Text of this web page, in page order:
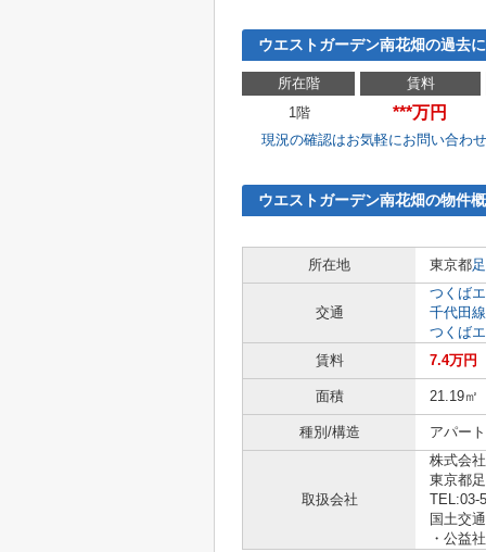
ウエストガーデン南花畑の過去
所在階 賃料
1階
***万円
現況の確認はお気軽にお問い合わせ
ウエストガーデン南花畑の物件
所在地
東京都
交通
つくば
千代田線
つくば
賃料
7.4万円
面積 21.19㎡
種別/構造 アパー
取扱会社
株式会
東京都
TEL:03-
国土交
・公益